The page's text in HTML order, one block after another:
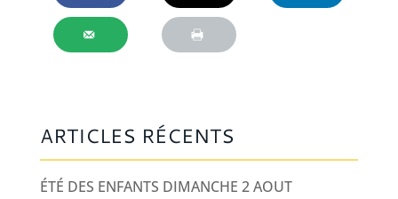
ARTICLES RÉCENTS
ÉTÉ DES ENFANTS DIMANCHE 2 AOUT